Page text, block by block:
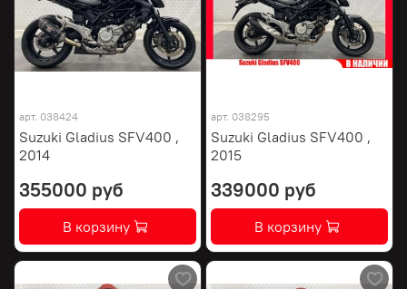
арт. 038424
Suzuki Gladius SFV400 ,
2014
355000 руб
В корзину
арт. 038295
Suzuki Gladius SFV400 ,
2015
339000 руб
В корзину